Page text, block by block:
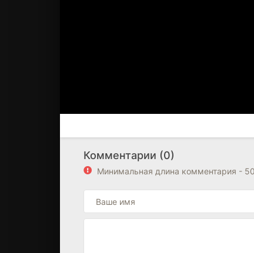
Комментарии (0)
Минимальная длина комментария -